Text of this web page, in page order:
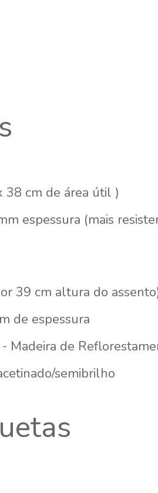
38 cm de área útil )
espessura (mais
39 cm altura do
de espessura
Madeira de
semibrilho